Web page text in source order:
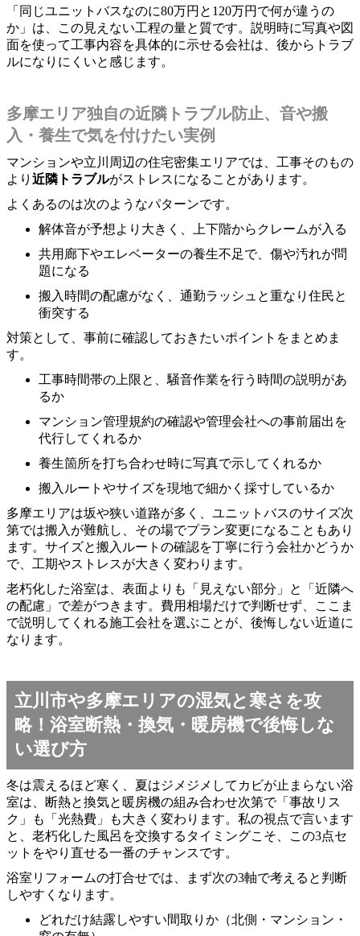
「同じユニットバスなのに80万円と120万円で何が違うの
か」は、この見えない工程の量と質です。説明時に写真や図
面を使って工事内容を具体的に示せる会社は、後からトラブ
ルになりにくいと感じます。
多摩エリア独自の近隣トラブル防止、音や搬
入・養生で気を付けたい実例
マンションや立川周辺の住宅密集エリアでは、工事そのもの
より 近隣トラブルがストレスになることがあります。
よくあるのは次のようなパターンです。
解体音が予想より大きく、上下階からクレームが入る
共用廊下やエレベーターの養生不足で、傷や汚れが問
題になる
搬入時間の配慮がなく、通勤ラッシュと重なり住民と
衝突する
対策として、事前に確認しておきたいポイントをまとめま
す。
工事時間帯の上限と、騒音作業を行う時間の説明があ
るか
マンション管理規約の確認や管理会社への事前届出を
代行してくれるか
養生箇所を打ち合わせ時に写真で示してくれるか
搬入ルートやサイズを現地で細かく採寸しているか
多摩エリアは坂や狭い道路が多く、ユニットバスのサイズ次
第では搬入が難航し、その場でプラン変更になることもあり
ます。サイズと搬入ルートの確認を丁寧に行う会社かどうか
で、工期やストレスが大きく変わります。
老朽化した浴室は、表面よりも「見えない部分」と「近隣へ
の配慮」で差がつきます。費用相場だけで判断せず、ここま
で説明してくれる施工会社を選ぶことが、後悔しない近道に
なります。
立川市や多摩エリアの湿気と寒さを攻
略！浴室断熱・換気・暖房機で後悔しな
い選び方
冬は震えるほど寒く、夏はジメジメしてカビが止まらない浴
室は、断熱と換気と暖房機の組み合わせ次第で「事故リス
ク」も「光熱費」も大きく変わります。私の視点で言います
と、老朽化した風呂を交換するタイミングこそ、この3点セ
ットをやり直せる一番のチャンスです。
浴室リフォームの打合せでは、まず次の3軸で考えると判断
しやすくなります。
どれだけ結露しやすい間取りか（北側・マンション・